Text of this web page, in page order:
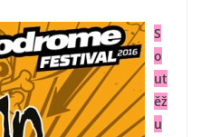
S
o
ut
ěž
u